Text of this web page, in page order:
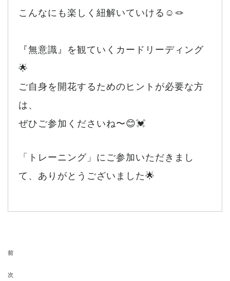
こんなにも楽しく紐解いていける☺️🪢
『無意識』を観ていくカードリーディング
🌟
ご自身を開花するためのヒントが必要な方
は、
ぜひご参加くださいね〜😊💓
「トレーニング」にご参加いただきまし
て、ありがとうございました🌟
前の投稿
前
次の投稿
次